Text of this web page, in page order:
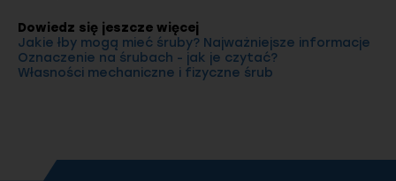
Dowiedz się jeszcze więcej
Jakie łby mogą mieć śruby? Najważniejsze informacje
Oznaczenie na śrubach - jak je czytać?
Własności mechaniczne i fizyczne śrub